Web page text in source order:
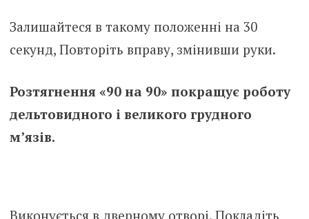
Залишайтеся в такому положенні на 30
секунд, Повторіть вправу, змінивши руки.
Розтягнення «90 на 90» покращує роботу
дельтовидного і великого грудного
м’язів.
Виконується в дверному отворі. Покладіть